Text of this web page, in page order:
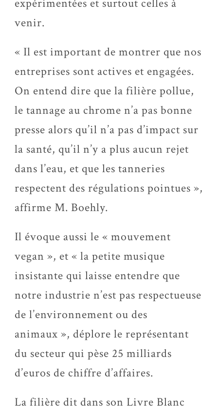
expérimentées et surtout celles à
venir.
« Il est important de montrer que nos
entreprises sont actives et engagées.
On entend dire que la filière pollue,
le tannage au chrome n’a pas bonne
presse alors qu’il n’a pas d’impact sur
la santé, qu’il n’y a plus aucun rejet
dans l’eau, et que les tanneries
respectent des régulations pointues »,
affirme M. Boehly.
Il évoque aussi le « mouvement
vegan », et « la petite musique
insistante qui laisse entendre que
notre industrie n’est pas respectueuse
de l’environnement ou des
animaux », déplore le représentant
du secteur qui pèse 25 milliards
d’euros de chiffre d’affaires.
La filière dit dans son Livre Blanc